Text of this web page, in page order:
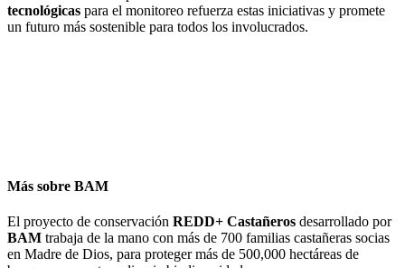
tecnológicas para el monitoreo refuerza estas iniciativas y promete
un futuro más sostenible para todos los involucrados.
Más sobre BAM
El proyecto de conservación REDD+ Castañeros desarrollado por
BAM trabaja de la mano con más de 700 familias castañeras socias
en Madre de Dios, para proteger más de 500,000 hectáreas de